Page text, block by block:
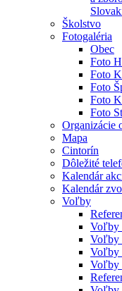
Školstvo
Fotogaléria
Obec
Foto
Foto
Foto
Foto
Foto
Organizácie
Mapa
Cintorín
Dôležité
Kalendár
Kalendár
Voľby
Voľby
Voľby
Voľby
Voľby